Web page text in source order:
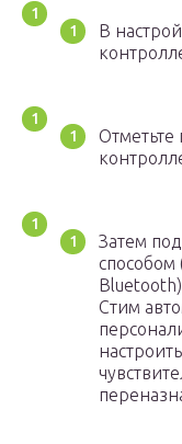
В
Отметьте
Затем
способом
Стим